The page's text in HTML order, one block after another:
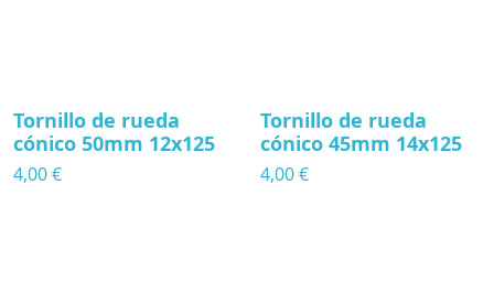
Tornillo de rueda
cónico 50mm 12x125
4,00 €
Tornillo de rueda
cónico 45mm 14x125
4,00 €